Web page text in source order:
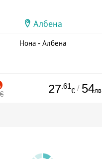
Албена
Нона - Албена
27.61
€ / 54лв.